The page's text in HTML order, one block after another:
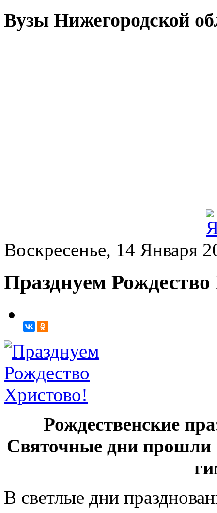
Вузы Нижегородской
Воскресенье, 14 Января
Празднуем
Рождественские
Святочные дни прошли
В светлые дни